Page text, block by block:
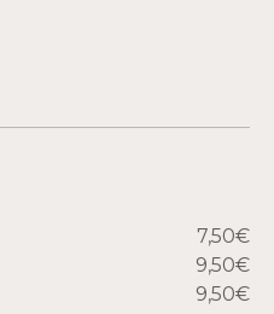
7,50€
9,50€
9,50€